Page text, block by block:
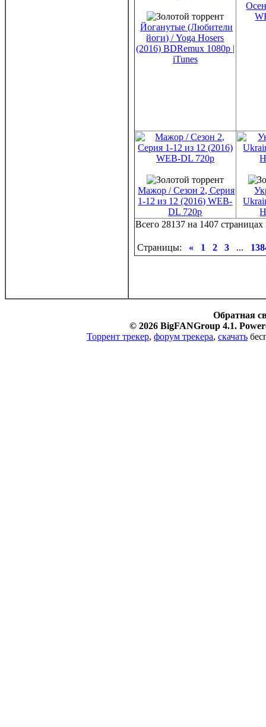
Йоганутые (Любители
йоги) / Yoga Hosers
(2016) BDRemux 1080p |
iTunes
Мажор / Сезон 2, Серия
1-12 из 12 (2016) WEB-
DL 720p
Всего 28137 на 1407
Страницы: « 1 2 3 ...
Обратная
© 2026 BigFANGroup 4.1.
Торрент трекер, форум трекера, скачать